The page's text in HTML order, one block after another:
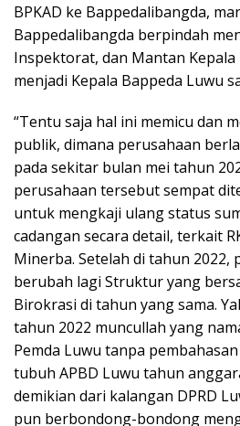
BPKAD ke Bappedalibangda,
Bappedalibangda berpindah
Inspektorat, dan Mantan
menjadi Kepala Bappeda Luwu
“Tentu saja hal ini memicu dan
publik, dimana perusahaan
pada sekitar bulan mei tahun
perusahaan tersebut sempat
untuk mengkaji ulang status
cadangan secara detail, terkait
Minerba. Setelah di tahun
berubah lagi Struktur yang
Birokrasi di tahun yang sama.
tahun 2022 muncullah yang
Pemda Luwu tanpa
tubuh APBD Luwu tahun
demikian dari kalangan DPRD
pun berbondong-bondong